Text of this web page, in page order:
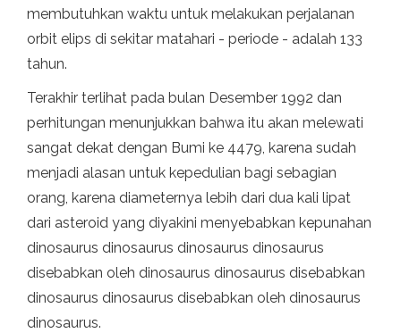
membutuhkan waktu untuk melakukan perjalanan
orbit elips di sekitar matahari - periode - adalah 133
tahun.
Terakhir terlihat pada bulan Desember 1992 dan
perhitungan menunjukkan bahwa itu akan melewati
sangat dekat dengan Bumi ke 4479, karena sudah
menjadi alasan untuk kepedulian bagi sebagian
orang, karena diameternya lebih dari dua kali lipat
dari asteroid yang diyakini menyebabkan kepunahan
dinosaurus dinosaurus dinosaurus dinosaurus
disebabkan oleh dinosaurus dinosaurus disebabkan
dinosaurus dinosaurus disebabkan oleh dinosaurus
dinosaurus.